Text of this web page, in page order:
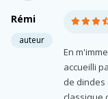
Rémi
auteur
En
accueilli
de dindes